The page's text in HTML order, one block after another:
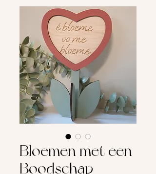
Bloemen met een
Boodschap –